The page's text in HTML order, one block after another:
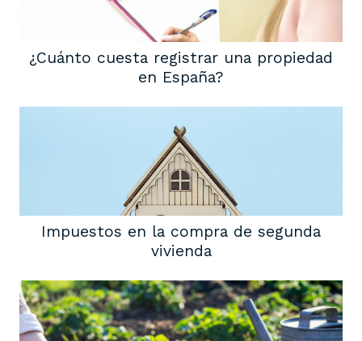
¿Cuánto cuesta registrar una propiedad
en España?
Impuestos en la compra de segunda
vivienda